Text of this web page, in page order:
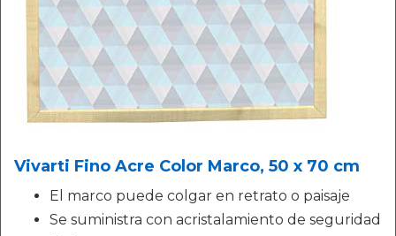
Vivarti Fino Acre Color Marco, 50 x 70 cm
El marco puede colgar en retrato o paisaje
Se suministra con acristalamiento de seguridad